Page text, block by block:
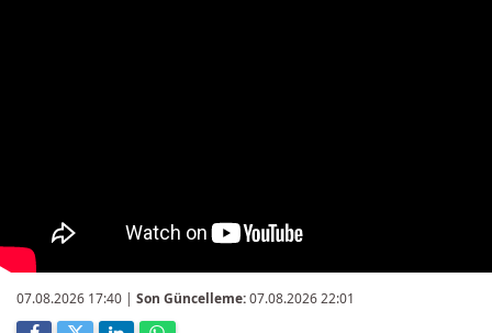
07.08.2026 17:40 | Son Güncelleme:07.08.2026 22:01